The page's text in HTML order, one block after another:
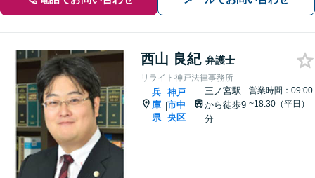
西山 良紀 弁護士
リライト神戸法律事務所
兵
庫
県
|
神戸
市中
央区
三ノ宮駅
から徒歩9
分
営業時間：09:00
~18:30（平日）